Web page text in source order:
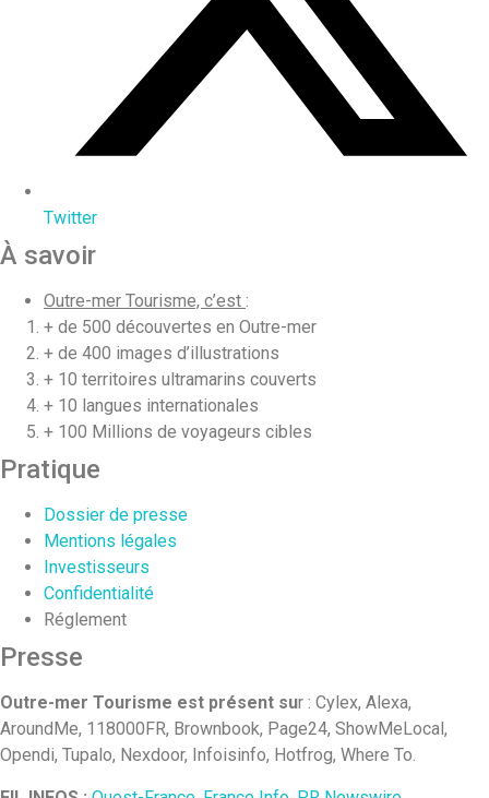
Twitter
À savoir
Outre-mer Tourisme, c’est :
+ de 500 découvertes en Outre-mer
+ de 400 images d’illustrations
+ 10 territoires ultramarins couverts
+ 10 langues internationales
+ 100 Millions de voyageurs cibles
Pratique
Dossier de presse
Mentions légales
Investisseurs
Confidentialité
Réglement
Presse
Outre-mer Tourisme est présent sur : Cylex, Alexa,
AroundMe, 118000FR, Brownbook, Page24, ShowMeLocal,
Opendi, Tupalo, Nexdoor, Infoisinfo, Hotfrog, Where To.